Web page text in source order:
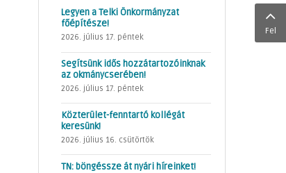
Legyen a Telki Önkormányzat
főépítésze!
2026. július 17. péntek
Segítsünk idős hozzátartozóinknak
az okmánycserében!
2026. július 17. péntek
Közterület-fenntartó kollégát
keresünk!
2026. július 16. csütörtök
TN: böngéssze át nyári híreinket!
Fel